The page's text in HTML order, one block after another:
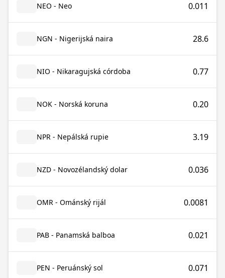
NEO - Neo 0.011
NGN - Nigerijská naira 28.6
NIO - Nikaragujská córdoba 0.77
NOK - Norská koruna 0.20
NPR - Nepálská rupie 3.19
NZD - Novozélandský dolar 0.036
OMR - Ománský rijál 0.0081
PAB - Panamská balboa 0.021
PEN - Peruánský sol 0.071